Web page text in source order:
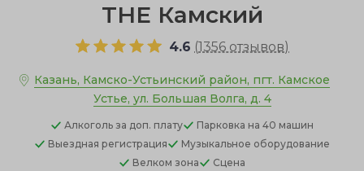
THE Камский
4.6 (1356 отзывов)
Казань, Камско-Устьинский район, пгт. Камское
Устье, ул. Большая Волга, д. 4
Алкоголь за доп. плату Парковка на 40 машин
Выездная регистрация
Музыкальное оборудование
Велком зона
Сцена